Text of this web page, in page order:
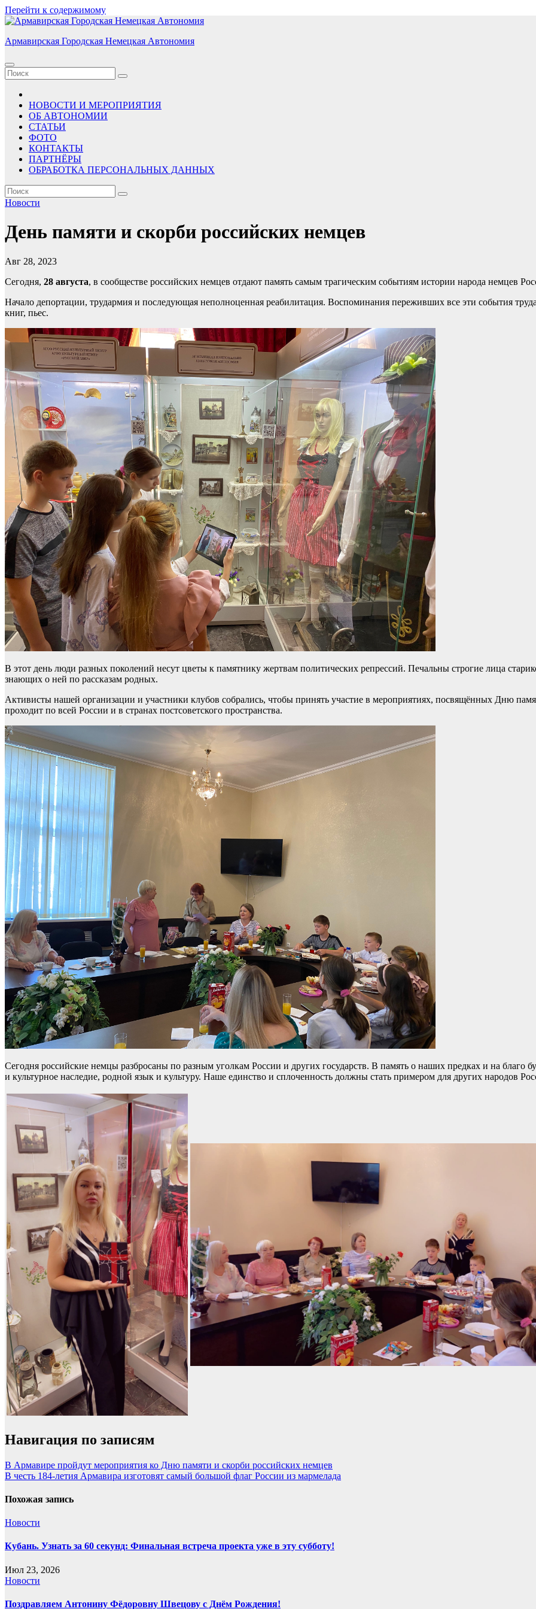
Перейти к содержимому
Армавирская Городская Немецкая Автономия
НОВОСТИ И МЕРОПРИЯТИЯ
ОБ АВТОНОМИИ
СТАТЬИ
ФОТО
КОНТАКТЫ
ПАРТНЁРЫ
ОБРАБОТКА ПЕРСОНАЛЬНЫХ ДАННЫХ
Новости
День памяти и скорби российских немцев
Авг 28, 2023
Сегодня, 28 августа, в сообществе российских немцев отдают память самым трагическим событиям истории народа немцев
Начало депортации, трудармия и последующая неполноценная реабилитация. Воспоминания переживших все эти события
книг, пьес.
В этот день люди разных поколений несут цветы к памятнику жертвам политических репрессий. Печальны строгие лица
знающих о ней по рассказам родных.
Активисты нашей организации и участники клубов собрались, чтобы принять участие в мероприятиях, посвящённых Дню
проходит по всей России и в странах постсоветского пространства.
Сегодня российские немцы разбросаны по разным уголкам России и других государств. В память о наших предках и на благо
и культурное наследие, родной язык и культуру. Наше единство и сплоченность должны стать примером для других народов
Навигация по записям
В Армавире пройдут мероприятия ко Дню памяти и скорби российских немцев
В честь 184-летия Армавира изготовят самый большой флаг России из мармелада
Похожая запись
Новости
Кубань. Узнать за 60 секунд: Финальная встреча проекта уже в эту субботу!
Июл 23, 2026
Новости
Поздравляем Антонину Фёдоровну Швецову с Днём Рождения!